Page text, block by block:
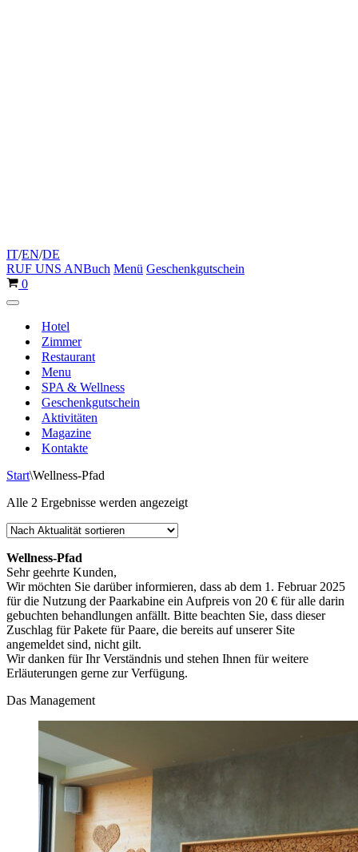
IT/EN/DE
RUF UNS ANBuch Menü Geschenkgutschein
Warenkorb
0
Navigationsmenü
Hotel
Zimmer
Restaurant
Menu
SPA & Wellness
Geschenkgutschein
Aktivitäten
Magazine
Kontakte
Start\Wellness-Pfad
Alle 2 Ergebnisse werden angezeigtNach
Wellness-Pfad
Sehr geehrte Kunden,
Wir möchten Sie darüber informieren, dass ab dem 1. Februar 2025
für die Nutzung der Paarkabine ein Aufpreis von 20 € für alle darin
gebuchten behandlungen anfällt. Bitte beachten Sie, dass dieser
Zuschlag für Pakete für Paare, die bereits auf unserer Site
angemeldet sind, nicht gilt.
Wir danken für Ihr Verständnis und stehen Ihnen für weitere
Erläuterungen gerne zur Verfügung.
Das Management